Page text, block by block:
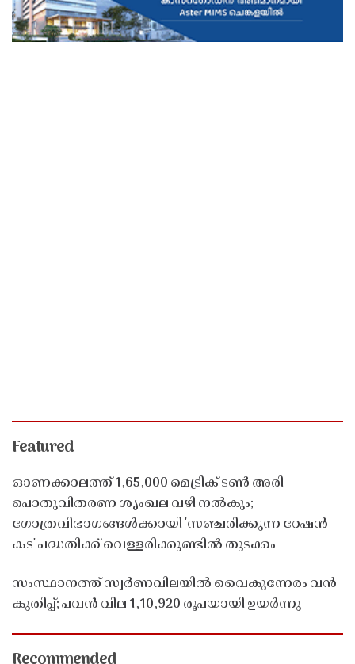
Featured
ഓണക്കാലത്ത് 1,65,000 മെട്രിക് ടൺ അരി
പൊതുവിതരണ ശൃംഖല വഴി നൽകും;
ഗോത്രവിഭാഗങ്ങൾക്കായി 'സഞ്ചരിക്കുന്ന റേഷൻ
കട' പദ്ധതിക്ക് വെള്ളരിക്കുണ്ടിൽ തുടക്കം
സംസ്ഥാനത്ത് സ്വർണവിലയിൽ വൈകുന്നേരം വൻ
കുതിപ്പ്; പവൻ വില 1,10,920 രൂപയായി ഉയർന്നു